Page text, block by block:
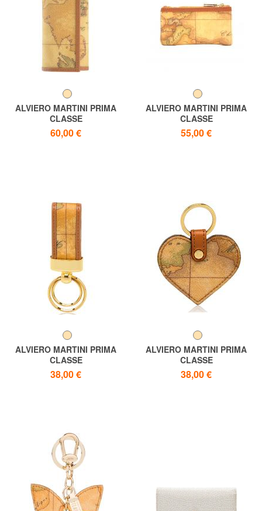
ALVIERO MARTINI PRIMA
CLASSE
ALVIERO MARTINI 1 ^ CLASS
GEO CLASSIC Schlüsseletui
60,00 €
ALVIERO MARTINI PRIMA
CLASSE
ALVIERO MARTINI 1 ^ CLASS
GEO CLASSIC Schlüsseletui,
55,00 €
ALVIERO MARTINI PRIMA
CLASSE
Schlüsselbund
PRIMACLASSE GEO
38,00 €
ALVIERO MARTINI PRIMA
CLASSE
ALVIERO MARTINI 1 ^ CLASS
Herz-Schlüsselanhänger,
38,00 €